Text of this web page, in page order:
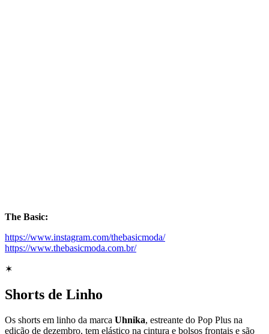
The Basic:
https://www.instagram.com/thebasicmoda/
https://www.thebasicmoda.com.br/
✶
Shorts de Linho
Os shorts em linho da marca Uhnika, estreante do Pop Plus na
edição de dezembro, tem elástico na cintura e bolsos frontais e são